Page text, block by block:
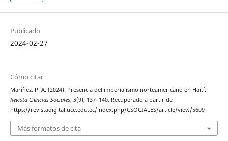
Publicado
2024-02-27
Cómo citar
Maríñez, P. A. (2024). Presencia del imperialismo norteamericano en Haití.
Revista Ciencias Sociales, 3(9), 137–140. Recuperado a partir de
https://revistadigital.uce.edu.ec/index.php/CSOCIALES/article/view/5609
Más formatos de cita